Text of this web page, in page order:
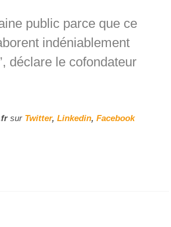
public parce que ce
indéniablement
déclare le cofondateur
sur Twitter, Linkedin, Facebook